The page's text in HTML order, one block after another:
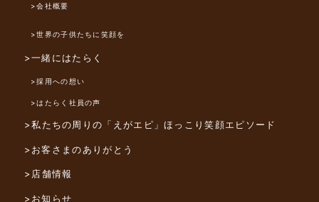
>会社概要
>世界の子供たちに笑顔を
>一緒にはたらく
>採用への想い
>はたらく社員の声
>私たちの周りの「えがエピ」ほっこり笑顔エピソード
>お客さまのありがとう
>店舗情報
>お知らせ